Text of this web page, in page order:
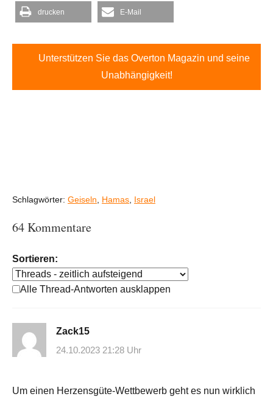
drucken E-Mail
Unterstützen Sie das Overton Magazin und seine
Unabhängigkeit!
Schlagwörter: Geiseln Hamas Israel
64 Kommentare
Sortieren:
Alle Thread-Antworten ausklappen
Zack15
24.10.2023 21:28 Uhr
Um einen Herzensgüte-Wettbewerb geht es nun wirklich